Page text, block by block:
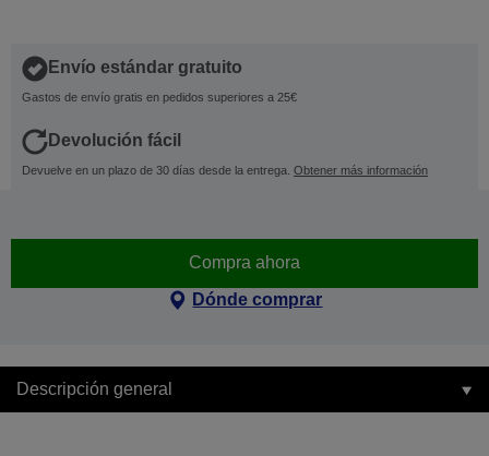
Envío estándar gratuito
Gastos de envío gratis en pedidos superiores a 25€
Devolución fácil
Devuelve en un plazo de 30 días desde la entrega. Obtener más información
Compra ahora
Dónde comprar
Descripción general